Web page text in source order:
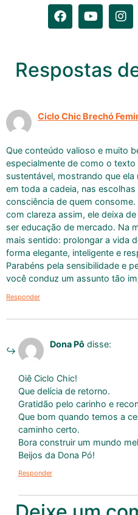
Respostas
Ciclo Chic Brechó
Que conteúdo valioso e muito
especialmente de como o
sustentável, mostrando que
em toda a cadeia, nas
consciência de quem
com clareza assim, ele deixa
ser educação de mercado. Na
mais sentido: prolongar a vida
forma elegante, inteligente e
Parabéns pela sensibilidade e
você conduz um assunto tão
Responder
Dona Pô disse:
Oiê Ciclo Chic!
Que delícia de retorno.
Gratidão pelo carinho e
Que bom quando temos a
caminho certo.
Bora construir um mundo
Beijos da Dona Pó!
Responder